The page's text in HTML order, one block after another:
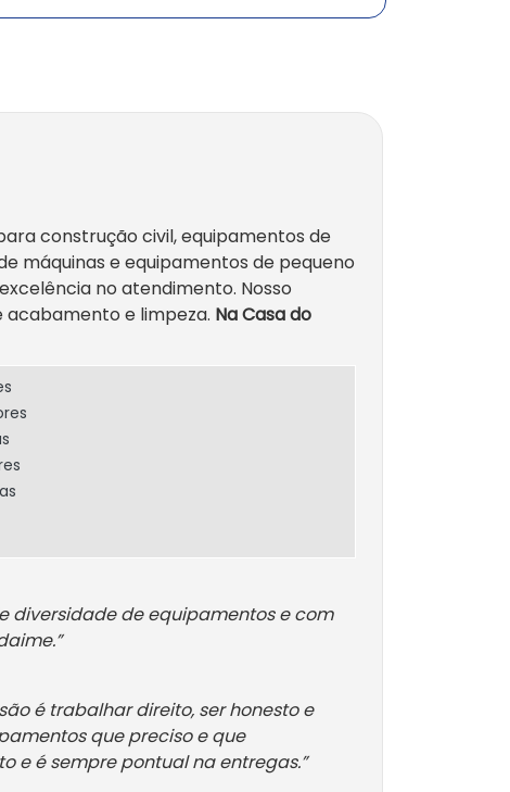
construção civil, equipamentos de
máquinas e equipamentos de pequeno
no atendimento. Nosso
acabamento e limpeza. Na Casa do
diversidade de equipamentos e com
é trabalhar direito, ser honesto e
que preciso e que
e é sempre pontual na entregas.”